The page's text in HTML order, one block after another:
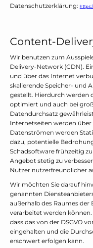
Datenschutzerklärung:
Content-
Wir benutzen zum
Delivery-Network (CDN).
und über das Internet
skalierende Speicher- und
gestellt. Hierdurch werden
optimiert und auch bei
Datendurchsatz
Internetseiten werden über
Datenströmen werden
dazu, potentielle
Schadsoftware frühzeitig
Angebot stetig zu
Nutzer nutzerfreundlicher
Wir möchten Sie darauf
genannten
außerhalb des Raumes
verarbeitet werden können.
dass das von der DSGVO
eingehalten und die
erschwert erfolgen kann.